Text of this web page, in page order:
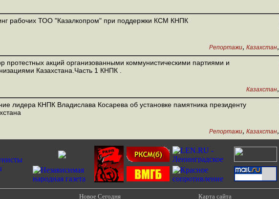
рабочих ТОО "Казалкопром" при поддержки КСМ КНПК
Репортажи, Казахстан,
протестных акций организованными коммунистическими партиями и
Казахстана.Часть 1 КНПК .
Казахстан,
лидера КНПК Владислава Косарева об установке памятника президенту
Репортажи, Казахстан,
Новое Сегодня Карта сайта